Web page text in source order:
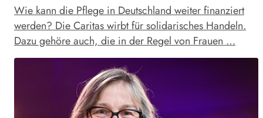
Wie kann die Pflege in Deutschland weiter finanziert
werden? Die Caritas wirbt für solidarisches Handeln.
Dazu gehöre auch, die in der Regel von Frauen …